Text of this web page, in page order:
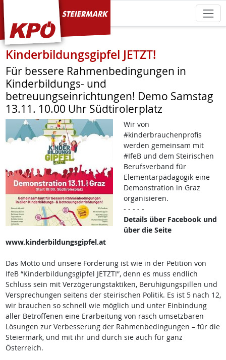
KPÖ Steiermark
Kinderbildungsgipfel JETZT!
Für bessere Rahmenbedingungen in
Kinderbildungs- und
betreuungseinrichtungen! Demo Samstag
13.11. 10.00 Uhr Südtirolerplatz
Wir von
#kinderbrauchenprofis
werden gemeinsam mit
#IfeB und dem Steirischen
Berufsverband für
Elementarpädagogik eine
Demonstration in Graz
organisieren.
- - - - -
Details über Facebook und
über die Seite
www.kinderbildungsgipfel.at
Das Motto und unsere Forderung ist wie in der Petition von
IfeB “Kinderbildungsgipfel JETZT!”, denn es muss endlich
Schluss sein mit Verzögerungstaktiken, Beruhigungspillen und
Versprechungen seitens der steirischen Politik. Es ist 5 nach 12,
wir brauchen so schnell wie möglich und unter Einbindung
aller Betroffenen eine Erarbeitung von rasch umsetzbaren
Lösungen zur Verbesserung der Rahmenbedingungen – für die
Steiermark, und mit ihr und durch sie auch für ganz
Österreich.